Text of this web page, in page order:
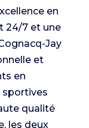
en
24/7 et une
Jay
et
en
sportives
qualité
les deux